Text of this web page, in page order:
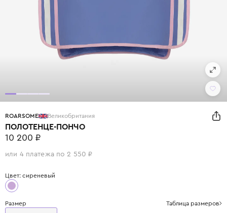
ROARSOME Великобритания
ПОЛОТЕНЦЕ-ПОНЧО
10 200 ₽
или 4 платежа по 2 550 ₽
Цвет: сиреневый
Размер Таблица размеров